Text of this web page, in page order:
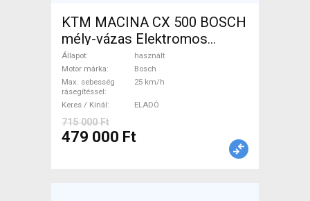
KTM MACINA CX 500 BOSCH
mély-vázas Elektromos
Trekking/cross 25 km/h
Bosch használt ELADÓ
Állapot
használt
Motor márka
Bosch
Max. sebesség
rásegítéssel
25 km/h
Keres / Kínál ELADÓ
715 000 Ft
479 000 Ft